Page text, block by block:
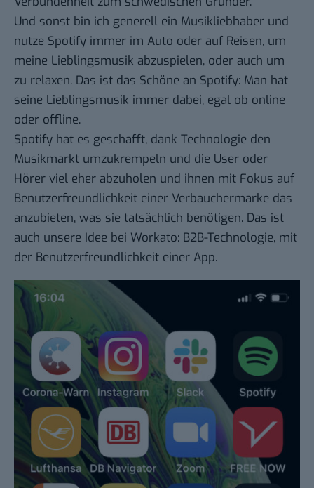
Und sonst bin ich generell ein Musikliebhaber und
nutze Spotify immer im Auto oder auf Reisen, um
meine Lieblingsmusik abzuspielen, oder auch um
zu relaxen. Das ist das Schöne an Spotify: Man hat
seine Lieblingsmusik immer dabei, egal ob online
oder offline.
Spotify hat es geschafft, dank Technologie den
Musikmarkt umzukrempeln und die User oder
Hörer viel eher abzuholen und ihnen mit Fokus auf
Benutzerfreundlichkeit einer Verbauchermarke das
anzubieten, was sie tatsächlich benötigen. Das ist
auch unsere Idee bei Workato: B2B-Technologie, mit
der Benutzerfreundlichkeit einer App.